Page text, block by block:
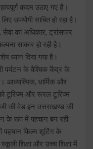
कदम उठाए गए हैं।
उपयोगी साबित हो रहा है।
सेवा का अधिकार, ट्रांसफर
साकार हो रही है।
ध्यान दिया गया है।
पर्यटन के वैश्विक केंद्र के
आध्यात्मिक, धार्मिक और
टूरिज्म और रूरल टूरिज्म
की वेड इन उत्तराखण्ड की
के रूप में पहचान बन रही
पहचान फिल्म शूटिंग के
शिक्षा और उच्च शिक्षा में